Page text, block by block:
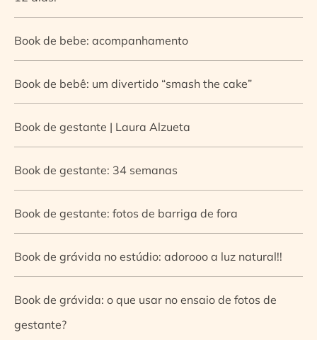
Book de bebe: acompanhamento
Book de bebê: um divertido “smash the cake”
Book de gestante | Laura Alzueta
Book de gestante: 34 semanas
Book de gestante: fotos de barriga de fora
Book de grávida no estúdio: adorooo a luz natural!!
Book de grávida: o que usar no ensaio de fotos de
gestante?